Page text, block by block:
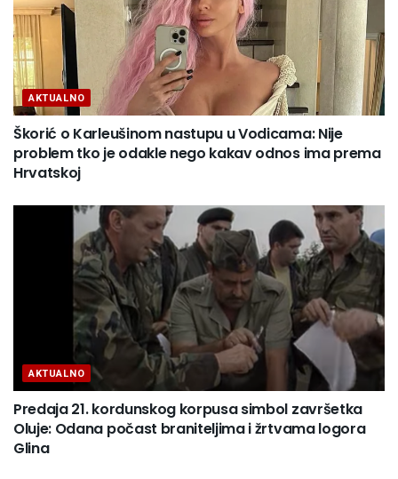
AKTUALNO
Škorić o Karleušinom nastupu u Vodicama: Nije
problem tko je odakle nego kakav odnos ima prema
Hrvatskoj
AKTUALNO
Predaja 21. kordunskog korpusa simbol završetka
Oluje: Odana počast braniteljima i žrtvama logora
Glina